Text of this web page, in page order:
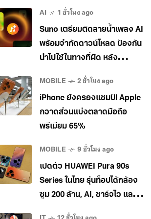
AI 1 ชั่วโมง ago
Suno เตรียมติดลายน้ำเพลง AI
พร้อมจำกัดดาวน์โหลด ป้องกัน
นำไปใช้ในทางที่ผิด หลัง
MOBILE 2 ชั่วโมง ago
iPhone ยังครองแชมป์! Apple
กวาดส่วนแบ่งตลาดมือถือ
พรีเมียม 65%
MOBILE 9 ชั่วโมง ago
เปิดตัว HUAWEI Pura 90s
Series ในไทย รุ่นท็อปได้กล้อง
ซูม 200 ล้าน, AI, ชาร์จไว และใช้